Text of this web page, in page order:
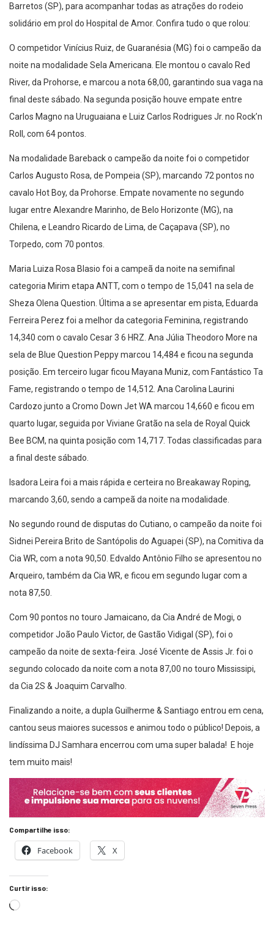
Barretos (SP), para acompanhar todas as atrações do rodeio
solidário em prol do Hospital de Amor. Confira tudo o que rolou:
O competidor Vinícius Ruiz, de Guaranésia (MG) foi o campeão da
noite na modalidade Sela Americana. Ele montou o cavalo Red
River, da Prohorse, e marcou a nota 68,00, garantindo sua vaga na
final deste sábado. Na segunda posição houve empate entre
Carlos Magno na Uruguaiana e Luiz Carlos Rodrigues Jr. no Rock’n
Roll, com 64 pontos.
Na modalidade Bareback o campeão da noite foi o competidor
Carlos Augusto Rosa, de Pompeia (SP), marcando 72 pontos no
cavalo Hot Boy, da Prohorse. Empate novamente no segundo
lugar entre Alexandre Marinho, de Belo Horizonte (MG), na
Chilena, e Leandro Ricardo de Lima, de Caçapava (SP), no
Torpedo, com 70 pontos.
Maria Luiza Rosa Blasio foi a campeã da noite na semifinal
categoria Mirim etapa ANTT, com o tempo de 15,041 na sela de
Sheza Olena Question. Última a se apresentar em pista, Eduarda
Ferreira Perez foi a melhor da categoria Feminina, registrando
14,340 com o cavalo Cesar 3 6 HRZ. Ana Júlia Theodoro More na
sela de Blue Question Peppy marcou 14,484 e ficou na segunda
posição. Em terceiro lugar ficou Mayana Muniz, com Fantástico Ta
Fame, registrando o tempo de 14,512. Ana Carolina Laurini
Cardozo junto a Cromo Down Jet WA marcou 14,660 e ficou em
quarto lugar, seguida por Viviane Gratão na sela de Royal Quick
Bee BCM, na quinta posição com 14,717. Todas classificadas para
a final deste sábado.
Isadora Leira foi a mais rápida e certeira no Breakaway Roping,
marcando 3,60, sendo a campeã da noite na modalidade.
No segundo round de disputas do Cutiano, o campeão da noite foi
Sidnei Pereira Brito de Santópolis do Aguapei (SP), na Comitiva da
Cia WR, com a nota 90,50. Edvaldo Antônio Filho se apresentou no
Arqueiro, também da Cia WR, e ficou em segundo lugar com a
nota 87,50.
Com 90 pontos no touro Jamaicano, da Cia André de Mogi, o
competidor João Paulo Victor, de Gastão Vidigal (SP), foi o
campeão da noite de sexta-feira. José Vicente de Assis Jr. foi o
segundo colocado da noite com a nota 87,00 no touro Mississipi,
da Cia 2S & Joaquim Carvalho.
Finalizando a noite, a dupla Guilherme & Santiago entrou em cena,
cantou seus maiores sucessos e animou todo o público! Depois, a
lindíssima DJ Samhara encerrou com uma super balada! E hoje
tem muito mais!
Compartilhe isso:
Facebook X
Curtir isso: